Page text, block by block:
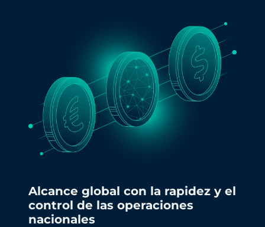
Alcance global con la rapidez y el
control de las operaciones
nacionales